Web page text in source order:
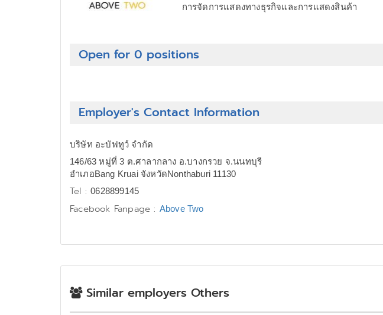
การจัดการแสดงทางธุรกิจและการแสดงสินค้า
Open for 0 positions
Employer's Contact Information
บริษัท อะบัฟทูว์ จำกัด
146/63 หมู่ที่ 3 ต.ศาลากลาง อ.บางกรวย จ.นนทบุรี
อำเภอBang Kruai จังหวัดNonthaburi 11130
Tel :0628899145
Facebook Fanpage : Above Two
Similar employers Others